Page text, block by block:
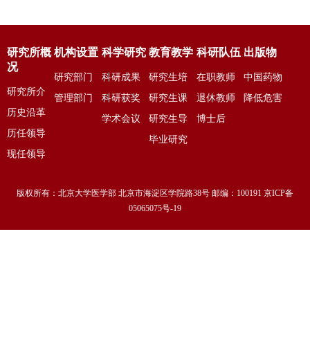
研究所概
况
研究所介
绍
历史沿革
历任领导
现任领导
机构设置
研究部门
管理部门
科学研究
科研成果
科研获奖
学术会议
教育教学
研究生培
养
研究生课
程
研究生导
师
毕业研究
科研队伍
在职教师
退休教师
博士后
出版物
中国药物
依赖性杂
降低危害
版权所有：北京大学医学部 北京市海淀区学院路38号 邮编：100191 京ICP备
05065075号-19